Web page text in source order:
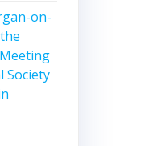
on-
Society